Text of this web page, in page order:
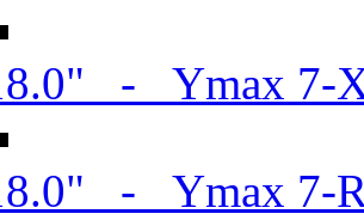
- Ymax 7-
- Ymax 7-